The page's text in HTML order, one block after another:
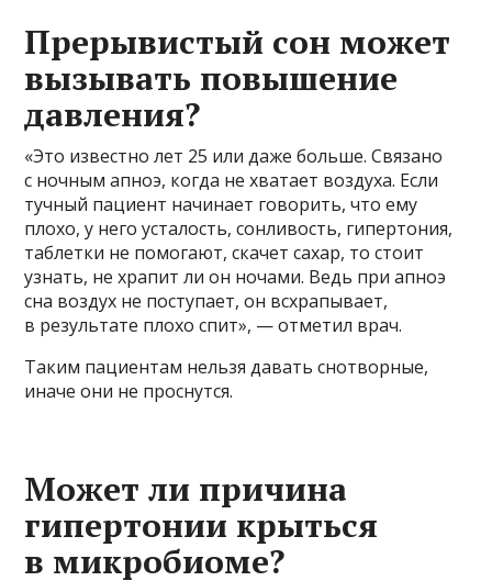
​Прерывистый сон может
вызывать повышение
давления?
«Это известно лет 25 или даже больше. Связано
с ночным апноэ, когда не хватает воздуха. Если
тучный пациент начинает говорить, что ему
плохо, у него усталость, сонливость, гипертония,
таблетки не помогают, скачет сахар, то стоит
узнать, не храпит ли он ночами. Ведь при апноэ
сна воздух не поступает, он всхрапывает,
в результате плохо спит», — отметил врач.
Таким пациентам нельзя давать снотворные,
иначе они не проснутся.
​Может ли причина
гипертонии крыться
в микробиоме?